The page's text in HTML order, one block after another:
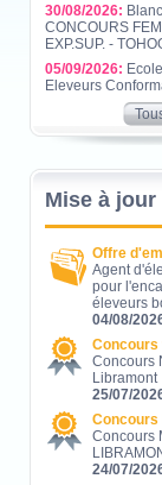
30/08/2026:
CONCOURS
EXP.SUP. -
05/09/2026:
Eleveurs
Mise à jour
Offre
Agent
pour
éleveurs
04/08/
Concours
Concours
Libramont
25/07/
Concours
Concours
24/07/